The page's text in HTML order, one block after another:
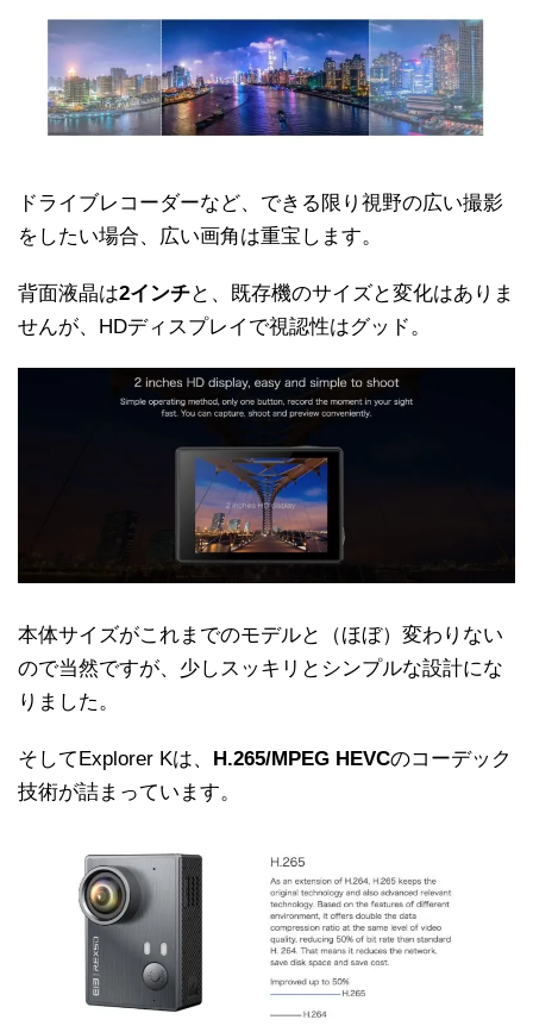
ドライブレコーダーなど、できる限り視野の広い撮影
をしたい場合、広い画角は重宝します。
背面液晶は2インチと、既存機のサイズと変化はありま
せんが、HDディスプレイで視認性はグッド。
本体サイズがこれまでのモデルと（ほぼ）変わりない
ので当然ですが、少しスッキリとシンプルな設計にな
りました。
そしてExplorer Kは、 H.265/MPEG HEVCのコーデック
技術が詰まっています。